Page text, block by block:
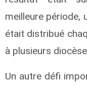
meilleure période,
était distribué
à plusieurs
Un autre défi